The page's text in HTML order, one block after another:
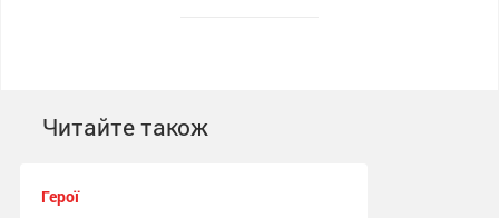
Читайте також
Герої